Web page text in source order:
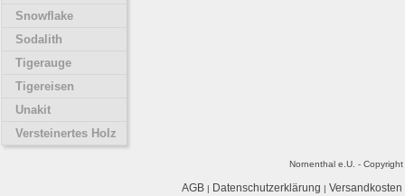
Snowflake
Sodalith
Tigerauge
Tigereisen
Unakit
Versteinertes Holz
Nornenthal e.U. -
AGB| Datenschutzerklärung | Versandkosten